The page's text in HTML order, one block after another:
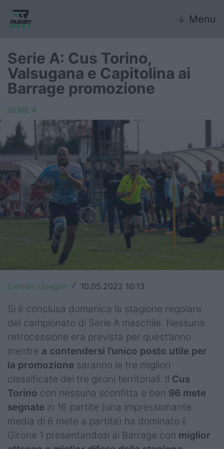
↓ Menu
Nazionale
Nazionali giovanili
Rugby Sevens
Internazionale
6 Nazioni
United Rugby Championship
Premiership
Champions Cup
Challenge Cup
World Rugby
Rugby World Cup
Super Rugby
Rugby in TV
Mercato
Serie A Elite
Serie A: Cus Torino,
Valsugana e Capitolina ai
Barrage promozione
SERIE A
Daniele Goegan / 10.05.2022 10:13
Si è conclusa domenica la stagione regolare
del campionato di Serie A maschile. Nessuna
retrocessione era prevista per quest’anno
mentre a contendersi l’unico posto utile per
la promozione saranno le tre migliori
classificate dei tre gironi territoriali. Il Cus
Torino con nessuna sconfitta e ben 96 mete
segnate in 16 partite (una impressionante
media di 6 mete a partita) ha dominato il
Girone 1 presentandosi ai Barrage con miglior